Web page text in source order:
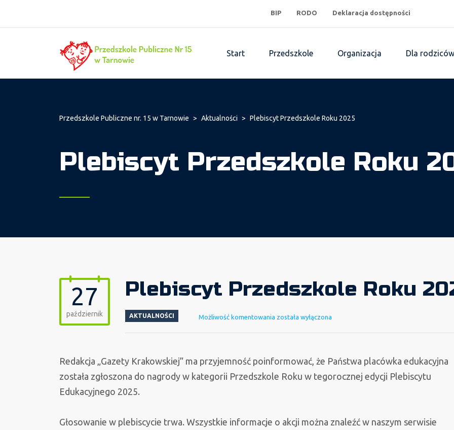
BIP RODO Deklaracja dostępności
Start Przedszkole Organizacja Dla rodziców
Przedszkole Publiczne nr. 15 w Tarnowie > Aktualności > Plebiscyt Przedszkole Roku 2025
Plebiscyt Przedszkole Roku
27
październik
Plebiscyt Przedszkole Roku
AKTUALNOŚCI Możliwość komentowania Plebiscyt
2025
została wyłączona
Redakcja „Gazety Krakowskiej” ma przyjemność poinformować, że Państwa placówka edukacyjna
została zgłoszona do nagrody w kategorii Przedszkole Roku w tegorocznej edycji Plebiscytu
Edukacyjnego 2025.
Głosowanie w plebiscycie trwa. Wszystkie informacje o akcji można znaleźć w naszym serwisie